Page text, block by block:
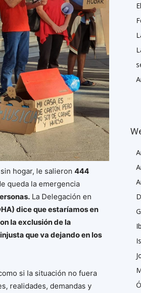
hogar, le salieron 444
queda la emergencia
La Delegación en
dice que estaríamos en
la exclusión de la
que va dejando en los
si la situación no fuera
realidades, demandas y